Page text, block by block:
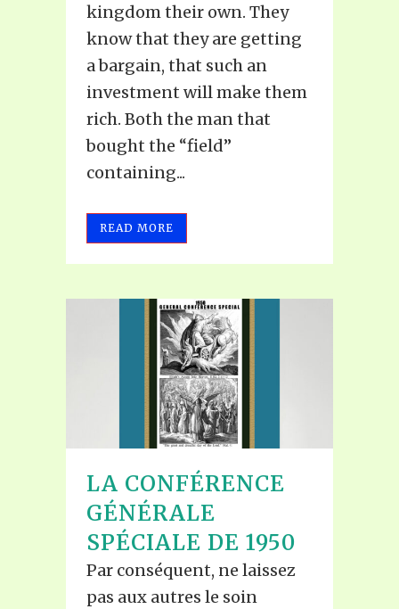
kingdom their own. They
know that they are getting
a bargain, that such an
investment will make them
rich. Both the man that
bought the “field”
containing...
READ MORE
LA CONFÉRENCE
GÉNÉRALE
SPÉCIALE DE 1950
Par conséquent, ne laissez
pas aux autres le soin